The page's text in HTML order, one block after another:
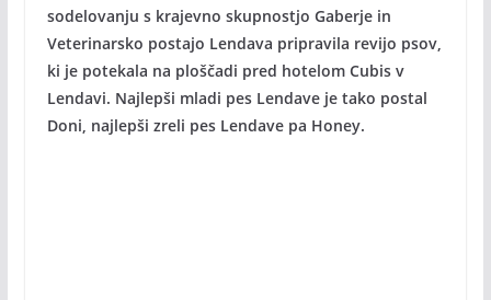
sodelovanju s krajevno skupnostjo Gaberje in
Veterinarsko postajo Lendava pripravila revijo psov,
ki je potekala na ploščadi pred hotelom Cubis v
Lendavi. Najlepši mladi pes Lendave je tako postal
Doni, najlepši zreli pes Lendave pa Honey.